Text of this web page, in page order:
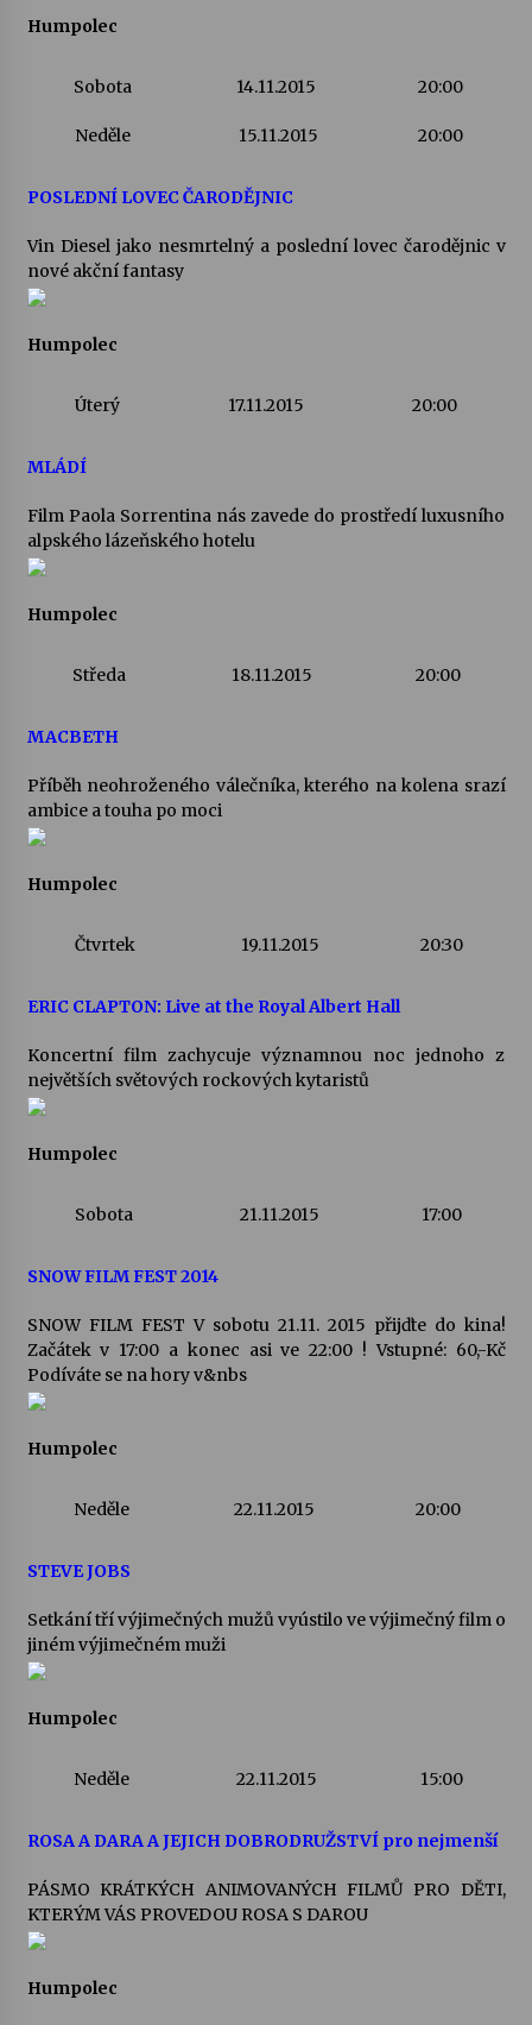
30. 6. 2026
Humpolec
Sobota 14.11.2015 20:00
Neděle 15.11.2015 20:00
POSLEDNÍ LOVEC ČARODĚJNIC
Vin Diesel jako nesmrtelný a poslední lovec čarodějnic v
nové akční fantasy
Humpolec
Úterý 17.11.2015 20:00
MLÁDÍ
Film Paola Sorrentina nás zavede do prostředí luxusního
alpského lázeňského hotelu
Humpolec
Středa 18.11.2015 20:00
MACBETH
Příběh neohroženého válečníka, kterého na kolena srazí
ambice a touha po moci
Humpolec
Čtvrtek 19.11.2015 20:30
ERIC CLAPTON: Live at the Royal Albert Hall
Koncertní film zachycuje významnou noc jednoho z
největších světových rockových kytaristů
Humpolec
Sobota 21.11.2015 17:00
SNOW FILM FEST 2014
SNOW FILM FEST V sobotu 21.11. 2015 přijďte do kina!
Začátek v 17:00 a konec asi ve 22:00 ! Vstupné: 60,-Kč
Podíváte se na hory v&nbs
Humpolec
Neděle 22.11.2015 20:00
STEVE JOBS
Setkání tří výjimečných mužů vyústilo ve výjimečný film o
jiném výjimečném muži
Humpolec
Neděle 22.11.2015 15:00
ROSA A DARA A JEJICH DOBRODRUŽSTVÍ pro nejmenší
PÁSMO KRÁTKÝCH ANIMOVANÝCH FILMŮ PRO DĚTI,
KTERÝM VÁS PROVEDOU ROSA S DAROU
Humpolec